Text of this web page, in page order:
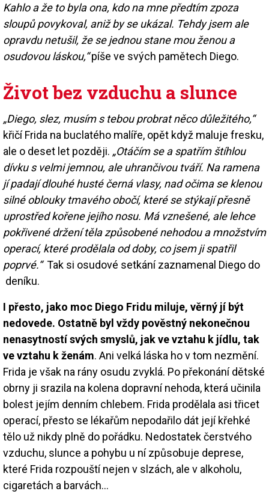
Kahlo a že to byla ona, kdo na mne předtím zpoza
sloupů povykoval, aniž by se ukázal. Tehdy jsem ale
opravdu netušil, že se jednou stane mou ženou a
osudovou láskou,“píše ve svých pamětech Diego.
Život bez vzduchu a slunce
„Diego, slez, musím s tebou probrat něco důležitého,“
křičí Frida na buclatého malíře, opět když maluje fresku,
ale o deset let později. „Otáčím se a spatřím štíhlou
dívku s velmi jemnou, ale uhrančivou tváří. Na ramena
jí padají dlouhé husté černá vlasy, nad očima se klenou
silné oblouky tmavého obočí, které se stýkají přesně
uprostřed kořene jejího nosu. Má vznešené, ale lehce
pokřivené držení těla způsobené nehodou a množstvím
operací, které prodělala od doby, co jsem ji spatřil
poprvé.“Tak si osudové setkání zaznamenal Diego do
deníku.
I přesto, jako moc Diego Fridu miluje, věrný jí být
nedovede. Ostatně byl vždy pověstný nekonečnou
nenasytností svých smyslů, jak ve vztahu k jídlu, tak
ve vztahu k ženám. Ani velká láska ho v tom nezmění.
Frida je však na rány osudu zvyklá. Po překonání dětské
obrny ji srazila na kolena dopravní nehoda, která učinila
bolest jejím denním chlebem. Frida prodělala asi třicet
operací, přesto se lékařům nepodařilo dát její křehké
tělo už nikdy plně do pořádku. Nedostatek čerstvého
vzduchu, slunce a pohybu u ní způsobuje deprese,
které Frida rozpouští nejen v slzách, ale v alkoholu,
cigaretách a barvách...